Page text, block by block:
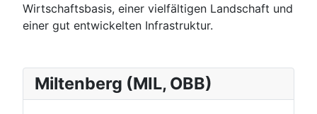
Wirtschaftsbasis, einer vielfältigen Landschaft und
einer gut entwickelten Infrastruktur.
Miltenberg (MIL, OBB)